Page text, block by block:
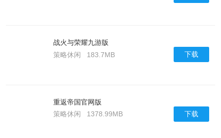
战火与荣耀九游版
策略休闲
183.7MB 下载
重返帝国官网版
策略休闲
1378.99MB 下载